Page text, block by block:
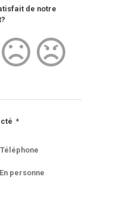
de notre
*
Téléphone
En personne